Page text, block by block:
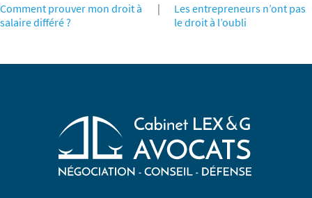
Comment prouver mon droit à
salaire différé ?
|
Les entrepreneurs n’ont pas
le droit à l’oubli